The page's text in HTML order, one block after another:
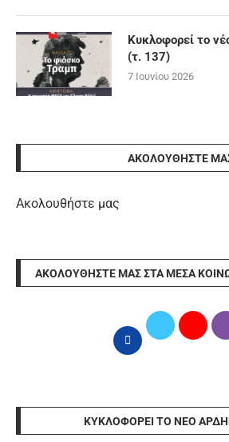
Κυκλοφορεί το
(τ. 137)
7 Ιουνίου 2026
ΑΚΟΛΟΥΘΉΣΤΕ
Ακολουθήστε μας
ΑΚΟΛΟΥΘΉΣΤΕ ΜΑΣ ΣΤΑ ΜΈΣΑ
ΚΥΚΛΟΦΟΡΕΊ ΤΟ ΝΈΟ